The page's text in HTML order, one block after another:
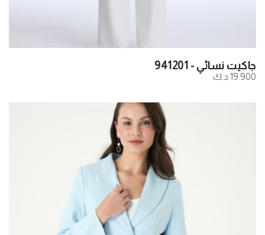
جاكيت نسائي - 941201
19.900 د.ك